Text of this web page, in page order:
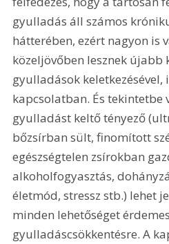
gyulladás áll számos
hátterében, ezért nagyon is
közeljövőben lesznek újabb
gyulladások keletkezésével,
kapcsolatban. És tekintetbe
gyulladást keltő tényező
bőzsírban sült, finomított
egészségtelen zsírokban
alkoholfogyasztás,
életmód, stressz stb.) lehet
minden lehetőséget
gyulladáscsökkentésre. A